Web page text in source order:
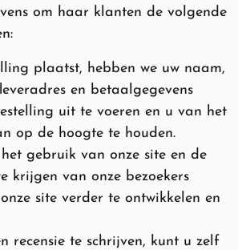
om haar klanten de volgende
plaatst, hebben we uw naam,
en betaalgegevens
uit te voeren en u van het
op de hoogte te houden.
het gebruik van onze site en de
krijgen van onze bezoekers
site verder te ontwikkelen en
recensie te schrijven, kunt u zelf